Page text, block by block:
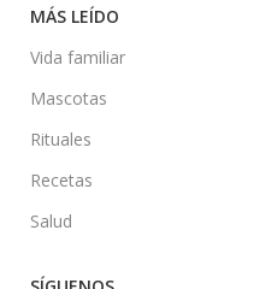
MÁS LEÍDO
Vida familiar
Mascotas
Rituales
Recetas
Salud